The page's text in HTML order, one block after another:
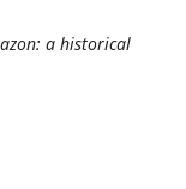
a historical